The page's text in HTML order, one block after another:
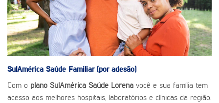
SulAmérica Saúde Familiar (por adesão)
Com o plano SulAmérica Saúde Lorena você e sua família tem
acesso aos melhores hospitais, laboratórios e clínicas da região.